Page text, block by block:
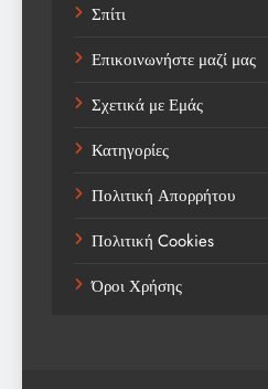
Technology
Trending
Weather
Αγορά
Αγορά Εργασίας
Αγροτικά Νέα
Αεροπορία
Σπίτι
Επικοινωνήστε μαζί μας
Σχετικά με Εμάς
Κατηγορίες
Πολιτική Απορρήτου
Πολιτική Cookies
Όροι Χρήσης